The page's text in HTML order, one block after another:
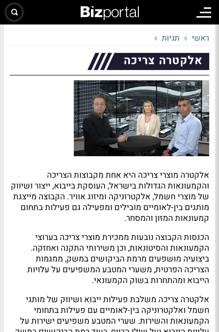
ראשי תגיות
אלקטרה צריכה
אלקטרה מוצרי צריכה היא אחת מקבוצות הצריכה
והקמעונאות הגדולות בישראל, העוסקת בייבוא, ייצור ושיווק
של מוצרי חשמל, אלקטרוניקה ומיזוג אוויר. הקבוצה מייצגת
מותגים בין-לאומיים מובילים ומפעילה גם פעילות בתחום
קמעונאות המזון והמסחר.
הכנסות הקבוצה נובעות ממכירת מוצרי צריכה בערוצי
הקמעונאות והסיטונאות, וכן משירותי התקנה ואחזקה.
ביצועיה מושפעים מרמת הביקושים במשק, ממגמות
הצריכה הפרטית, משערי המטבע המשפיעים על עלויות
הייבוא ומהתחרות בשוק הקמעונאי.
אלקטרה צריכה משלבת פעילות ייבוא ושיווק של מותגי
חשמל ואלקטרוניקה בין-לאומיים עם פעילות בתחומי
הקמעונאות והשירות. שערי המטבע משפיעים ישירות על